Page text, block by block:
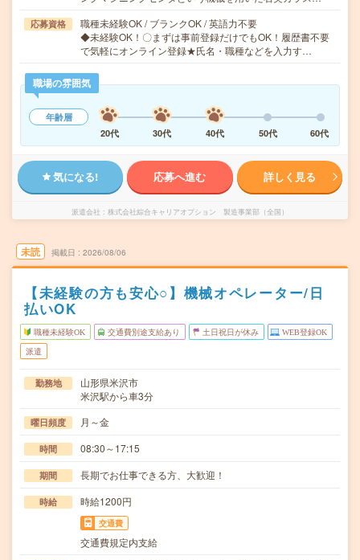
応募資格
職種未経験OK / ブランクOK / 英語力不要
◆未経験OK！〇まずは事前登録だけでもOK！履歴書不要
で気軽にオンライン登録★氏名・職種などを入力す…
職場の雰囲気
年齢層
20代
30代 40代 50代 60代
気になる! 応募へ進む 詳しく見る
派遣会社 株式会社綜合キャリアオプション 製造事業部（全国）
未読 掲載日 2026/08/06
【未経験の方も安心○】機械オペレーター/日
払いOK
職種未経験OK 交通費別途支給あり 土日祝日が休み WEB登録OK
派遣
勤務地
山形県米沢市
米沢駅から車3分
曜日頻度 月～金
時間 08:30～17:15
期間 長期でお仕事できる方、大歓迎！
時給 時給1200円
交通費
交通費規定内支給